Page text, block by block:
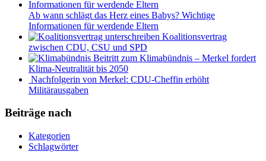
Ab wann schlägt das Herz eines Babys? Wichtige
Informationen für werdende Eltern
Koalitionsvertrag
zwischen CDU, CSU und SPD
Beitritt zum Klimabündnis – Merkel fordert
Klima-Neutralität bis 2050
Nachfolgerin von Merkel: CDU-Cheffin erhöht
Militärausgaben
Beiträge nach
Kategorien
Schlagwörter